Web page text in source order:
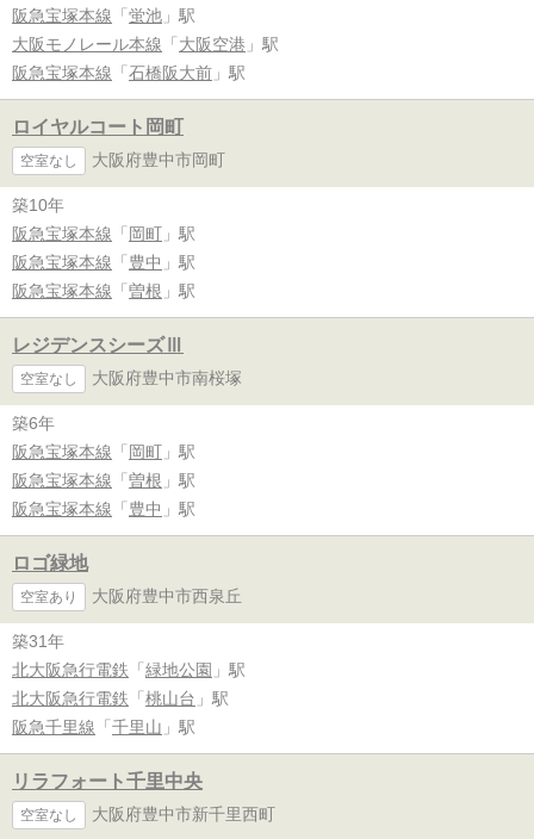
阪急宝塚本線 「 蛍池 」駅
大阪モノレール本線 「 大阪空港 」駅
阪急宝塚本線 「 石橋阪大前 」駅
ロイヤルコート岡町
空室なし 大阪府豊中市岡町
築10年
阪急宝塚本線 「 岡町 」駅
阪急宝塚本線 「 豊中 」駅
阪急宝塚本線 「 曽根 」駅
レジデンスシーズⅢ
空室なし 大阪府豊中市南桜塚
築6年
阪急宝塚本線 「 岡町 」駅
阪急宝塚本線 「 曽根 」駅
阪急宝塚本線 「 豊中 」駅
ロゴ緑地
空室あり 大阪府豊中市西泉丘
築31年
北大阪急行電鉄 「 緑地公園 」駅
北大阪急行電鉄 「 桃山台 」駅
阪急千里線 「 千里山 」駅
リラフォート千里中央
空室なし 大阪府豊中市新千里西町